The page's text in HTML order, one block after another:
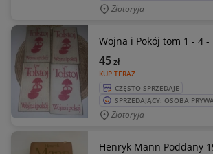
Złotoryja
Wojna i Pokój tom 1 - 4 -
KUP TERAZ
45zł
CZĘSTO SPRZEDAJE
SPRZEDAJĄCY: OSOBA
Złotoryja
Henryk Mann Poddany